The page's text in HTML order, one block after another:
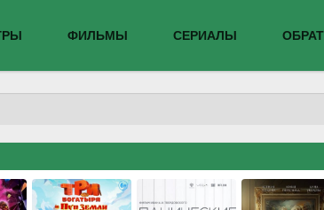
ФИЛЬМЫ СЕРИАЛЫ